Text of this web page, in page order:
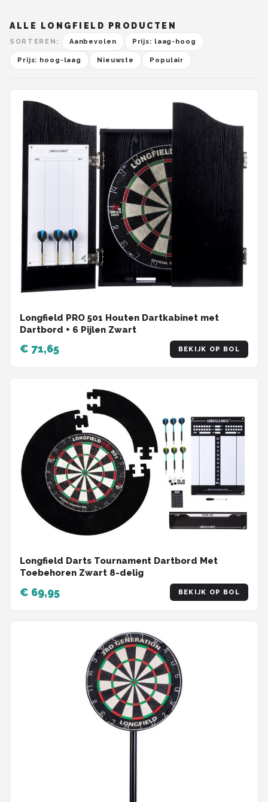
ALLE LONGFIELD PRODUCTEN
SORTEREN: Aanbevolen Prijs: laag-hoog
Prijs: hoog-laag Nieuwste Populair
Longfield PRO 501 Houten Dartkabinet met
Dartbord + 6 Pijlen Zwart
€ 71,65 BEKIJK OP BOL
Longfield Darts Tournament Dartbord Met
Toebehoren Zwart 8-delig
€ 69,95 BEKIJK OP BOL